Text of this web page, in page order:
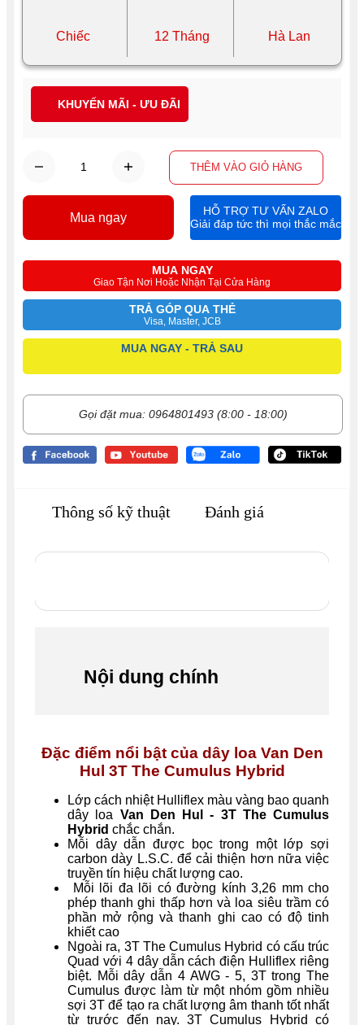
Chiếc 12 Tháng Hà Lan
THÊM VÀO GIỎ HÀNG
MUA NGAY
Giao Tận Nơi Hoặc Nhận Tại Cửa Hàng
TRẢ GÓP QUA THẺ
Visa, Master, JCB
MUA NGAY - TRẢ SAU
Gọi đặt mua: 0964801493 (8:00 - 18:00)
Mua ngay
HỖ TRỢ TƯ VẤN ZALO
Giải đáp tức thì mọi thắc mắc
KHUYẾN MÃI - ƯU ĐÃI
Thông số kỹ thuật Đánh giá
Nội dung chính
Đặc điểm nổi bật của dây loa Van Den
Hul 3T The Cumulus Hybrid
Lớp cách nhiệt Hulliflex màu vàng bao quanh
dây loa Van Den Hul - 3T The Cumulus
Hybrid chắc chắn.
Mỗi dây dẫn được bọc trong một lớp sợi
carbon dày L.S.C. để cải thiện hơn nữa việc
truyền tín hiệu chất lượng cao.
Mỗi lõi đa lõi có đường kính 3,26 mm cho
phép thanh ghi thấp hơn và loa siêu trầm có
phần mở rộng và thanh ghi cao có độ tinh
khiết cao
Ngoài ra, 3T The Cumulus Hybrid có cấu trúc
Quad với 4 dây dẫn cách điện Hulliflex riêng
biệt. Mỗi dây dẫn 4 AWG - 5, 3T trong The
Cumulus được làm từ một nhóm gồm nhiều
sợi 3T để tạo ra chất lượng âm thanh tốt nhất
từ ​​trước đến nay. 3T Cumulus Hybrid có